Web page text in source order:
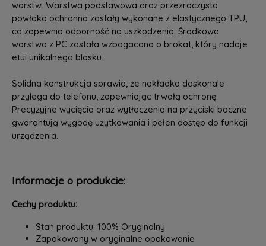
warstw. Warstwa podstawowa oraz przezroczysta
powłoka ochronna zostały wykonane z elastycznego TPU,
co zapewnia odporność na uszkodzenia. Środkowa
warstwa z PC została wzbogacona o brokat, który nadaje
etui unikalnego blasku.
Solidna konstrukcja sprawia, że nakładka doskonale
przylega do telefonu, zapewniając trwałą ochronę.
Precyzyjne wycięcia oraz wytłoczenia na przyciski boczne
gwarantują wygodę użytkowania i pełen dostęp do funkcji
urządzenia.
Informacje o produkcie:
Cechy produktu:
Stan produktu: 100% Oryginalny
Zapakowany w oryginalne opakowanie